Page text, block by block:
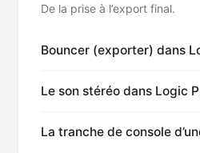
De la prise à l’export final.
Bouncer (exporter) dans
Le son stéréo dans Logic
La tranche de console